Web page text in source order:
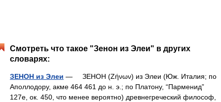
Смотреть что такое "Зенон из Элеи" в других
словарях:
ЗЕНОН из Элеи — ЗЕНОН (Ζήνων) из Элеи (Юж. Италия; по
Аполлодору, акме 464 461 до н. э.; по Платону, “Парменид”
127е, ок. 450, что менее вероятно) древнегреческий философ,